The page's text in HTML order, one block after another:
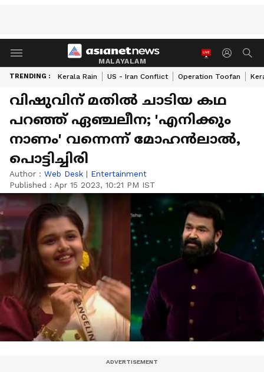
MALAYALAM
TRENDING : Kerala Rain US - Iran Conflict Operation Toofan
വിഷുവിന് മതിൽ ചാടിയ കഥ
പറഞ്ഞ് ഏഞ്ചലീന; 'എനിക്കും
നാണം' വന്നെന്ന് മോഹൻലാൽ,
പൊട്ടിച്ചിരി
Author : Web Desk | Entertainment
Published : Apr 15 2023, 10:21 PM IST